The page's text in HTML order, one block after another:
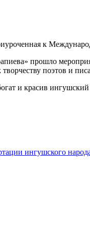
к
прошло
поэтов и
и красив
ингушского